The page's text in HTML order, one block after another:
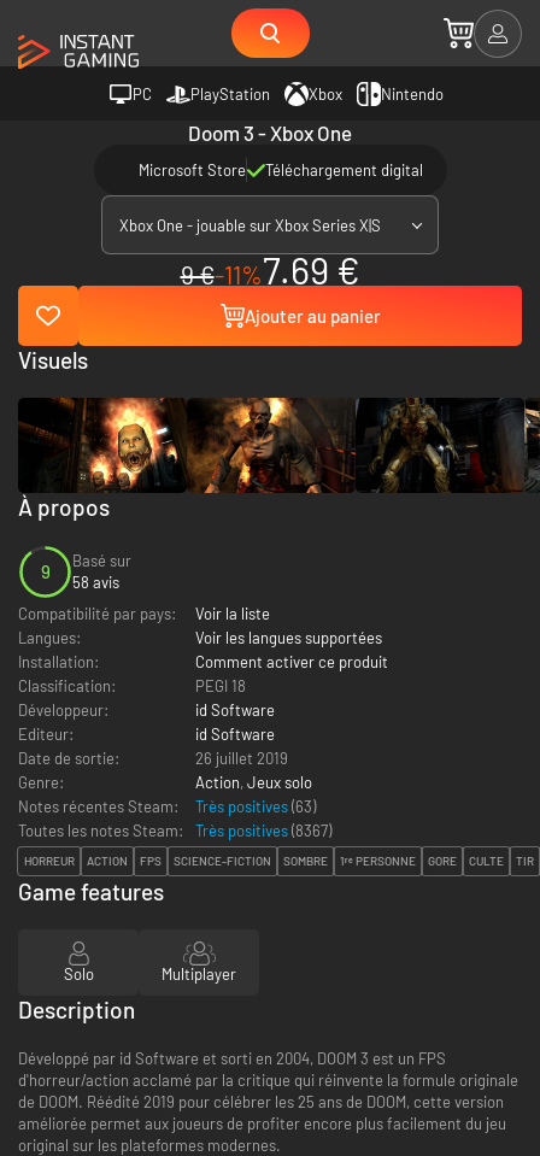
PC PlayStation Xbox Nintendo
Doom 3 - Xbox One
Microsoft Store Téléchargement digital
Xbox One - jouable sur Xbox Series X|S
9 €-11%7.69 €
Ajouter au panier
À propos
9
Basé sur
58 avis
Compatibilité par pays:
Voir la liste
Langues:
Voir les langues supportées
Installation:
Comment activer ce produit
Classification:
PEGI 18
Développeur:
id Software
Editeur:
id Software
Date de sortie:
26 juillet 2019
Genre:
Action, Jeux solo
Notes récentes Steam:
Très positives(63)
Toutes les notes Steam:
Très positives(8367)
HORREUR ACTION FPS SCIENCE-FICTION SOMBRE 1ʳᵉ PERSONNE GORE CULTE TIR
Visuels
Game features
Solo Multiplayer
Description
Développé par id Software et sorti en 2004, DOOM 3 est un FPS
d'horreur/action acclamé par la critique qui réinvente la formule originale
de DOOM. Réédité 2019 pour célébrer les 25 ans de DOOM, cette version
améliorée permet aux joueurs de profiter encore plus facilement du jeu
original sur les plateformes modernes.